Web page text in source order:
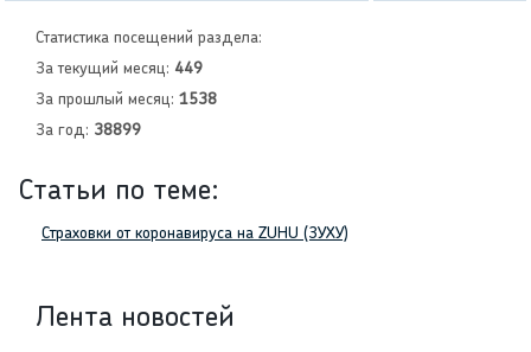
Статистика посещений раздела:
За текущий месяц: 449
За прошлый месяц: 1538
За год: 38899
Статьи по теме:
Страховки от коронавируса на ZUHU (ЗУХУ)
Лента новостей